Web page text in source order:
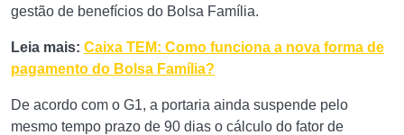
gestão de benefícios do Bolsa Família.
Leia mais: Caixa TEM: Como funciona a nova forma de
pagamento do Bolsa Família?
De acordo com o G1, a portaria ainda suspende pelo
mesmo tempo prazo de 90 dias o cálculo do fator de